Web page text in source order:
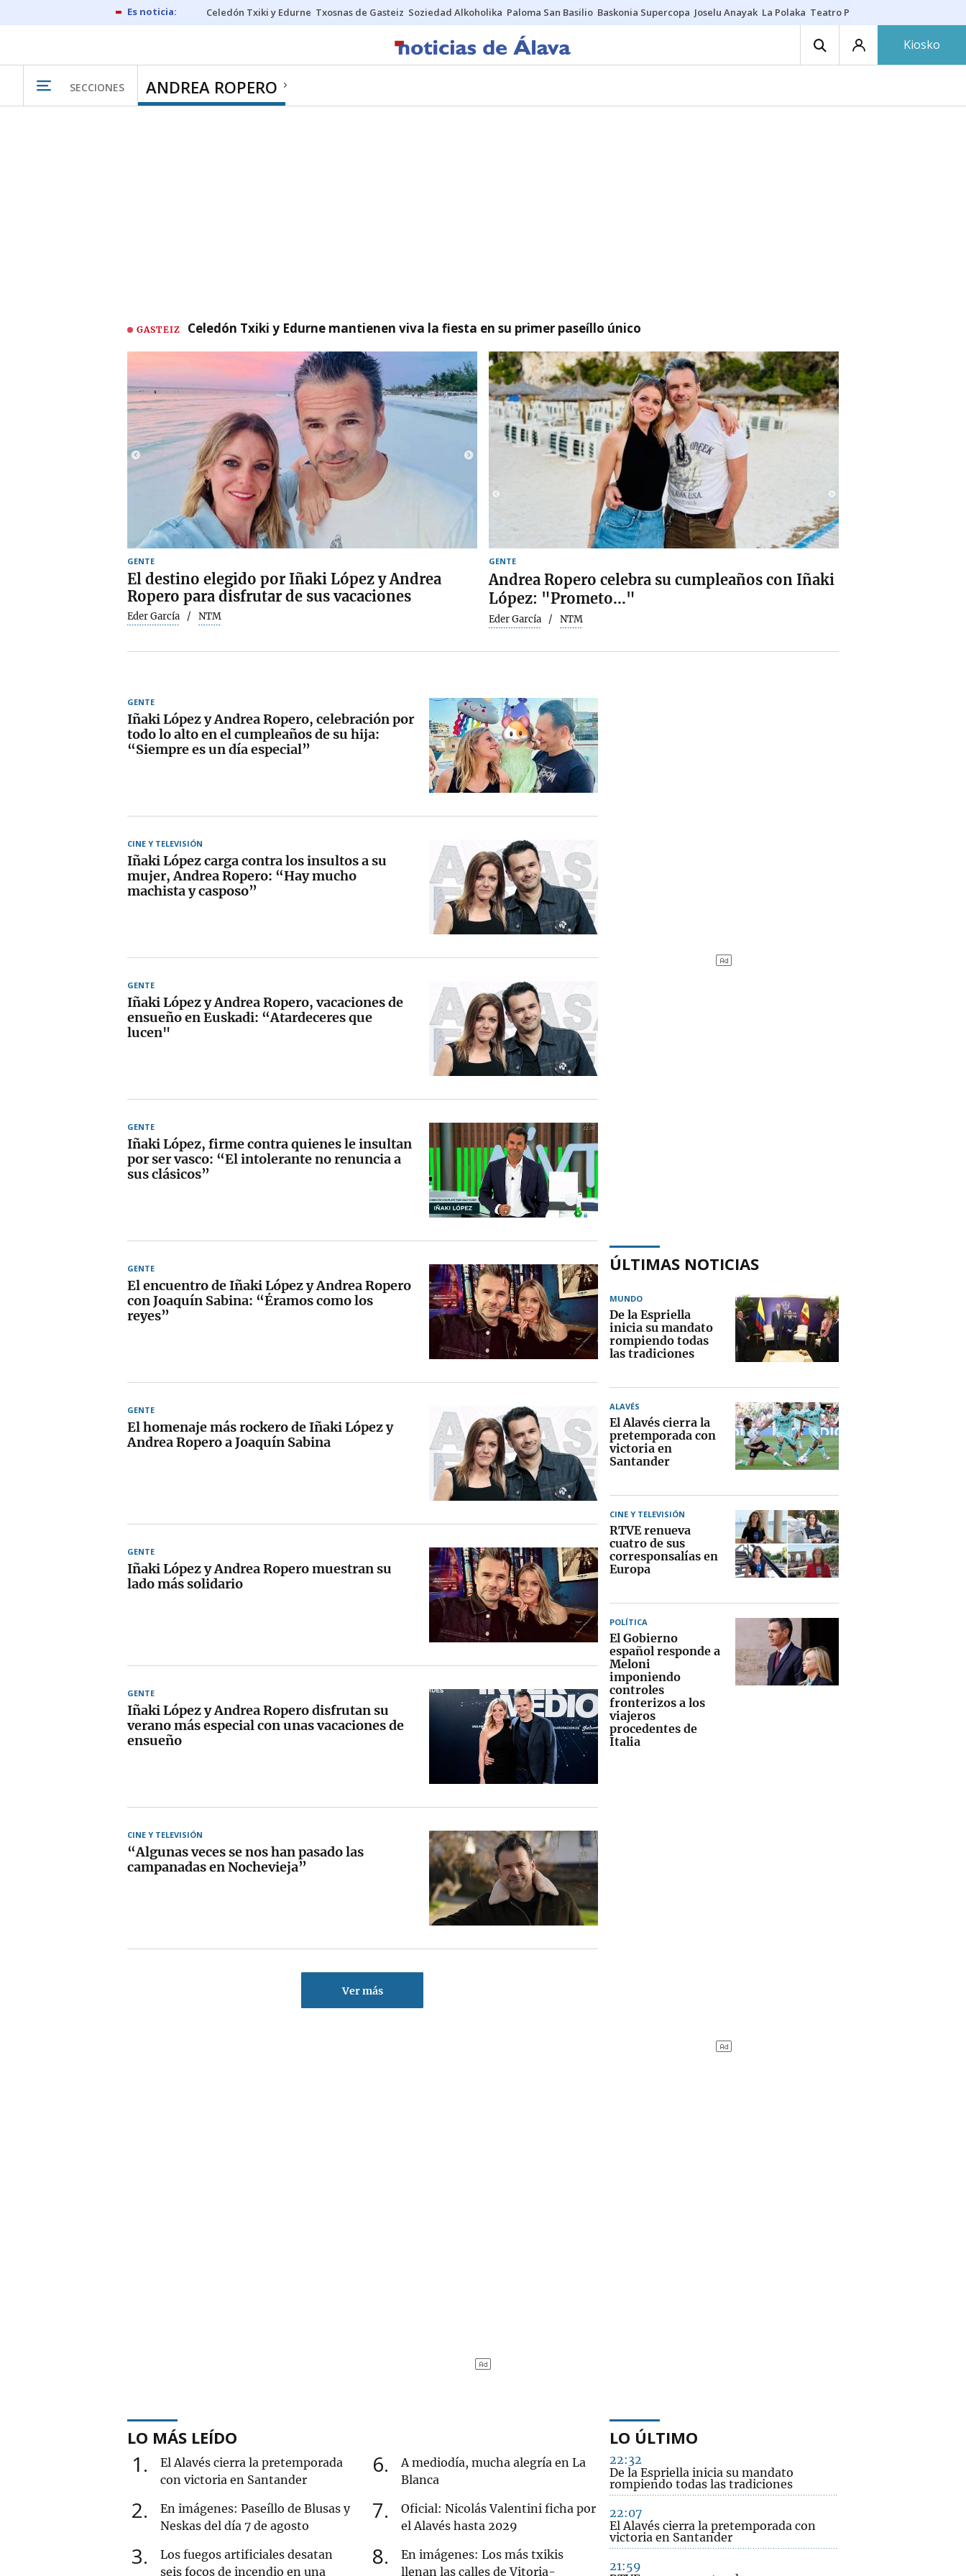
Celedón Txiki y Edurne Txosnas de Gasteiz Soziedad Alkoholika Paloma San Basilio Baskonia Supercopa Joselu Anayak La Polaka Teatro Principal
Kiosko
SECCIONES ANDREA ROPERO
GASTEIZ Celedón Txiki y Edurne mantienen viva la fiesta en su primer paseíllo único
GENTE
El destino elegido por Iñaki López y Andrea
Ropero para disfrutar de sus vacaciones
Eder García NTM
GENTE
Andrea Ropero celebra su cumpleaños con Iñaki
López: "Prometo..."
Eder García NTM
GENTE
Iñaki López y Andrea Ropero, celebración por
todo lo alto en el cumpleaños de su hija:
“Siempre es un día especial”
CINE Y TELEVISIÓN
Iñaki López carga contra los insultos a su
mujer, Andrea Ropero: “Hay mucho
machista y casposo”
GENTE
Iñaki López y Andrea Ropero, vacaciones de
ensueño en Euskadi: “Atardeceres que
lucen"
GENTE
Iñaki López, firme contra quienes le insultan
por ser vasco: “El intolerante no renuncia a
sus clásicos”
GENTE
El encuentro de Iñaki López y Andrea Ropero
con Joaquín Sabina: “Éramos como los
reyes”
GENTE
El homenaje más rockero de Iñaki López y
Andrea Ropero a Joaquín Sabina
GENTE
Iñaki López y Andrea Ropero muestran su
lado más solidario
GENTE
Iñaki López y Andrea Ropero disfrutan su
verano más especial con unas vacaciones de
ensueño
CINE Y TELEVISIÓN
“Algunas veces se nos han pasado las
campanadas en Nochevieja”
Ver más
ÚLTIMAS NOTICIAS
MUNDO
De la Espriella
inicia su mandato
rompiendo todas
las tradiciones
ALAVÉS
El Alavés cierra la
pretemporada con
victoria en
Santander
CINE Y TELEVISIÓN
RTVE renueva
cuatro de sus
corresponsalías en
Europa
POLÍTICA
El Gobierno
español responde a
Meloni
imponiendo
controles
fronterizos a los
viajeros
procedentes de
Italia
LO MÁS LEÍDO
1
El Alavés cierra la pretemporada
con victoria en Santander
2
En imágenes: Paseíllo de Blusas y
Neskas del día 7 de agosto
3
Los fuegos artificiales desatan
seis focos de incendio en una
6
A mediodía, mucha alegría en La
Blanca
7
Oficial: Nicolás Valentini ficha por
el Alavés hasta 2029
8
En imágenes: Los más txikis
llenan las calles de Vitoria-
LO ÚLTIMO
22:32
De la Espriella inicia su mandato
rompiendo todas las tradiciones
22:07
El Alavés cierra la pretemporada con
victoria en Santander
21:59